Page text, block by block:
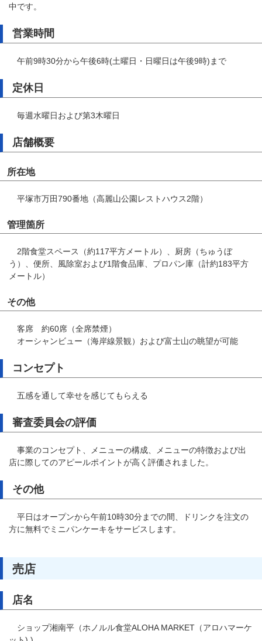
中です。
営業時間
午前9時30分から午後6時(土曜日・日曜日は午後9時)まで
定休日
毎週水曜日および第3木曜日
店舗概要
所在地
平塚市万田790番地（高麗山公園レストハウス2階）
管理箇所
2階食堂スペース（約117平方メートル）、厨房（ちゅうぼ
う）、便所、風除室および1階食品庫、プロパン庫（計約183平方
メートル）
その他
客席 約60席（全席禁煙）
オーシャンビュー（海岸線景観）および富士山の眺望が可能
コンセプト
五感を通して幸せを感じてもらえる
審査委員会の評価
事業のコンセプト、メニューの構成、メニューの特徴および出
店に際してのアピールポイントが高く評価されました。
その他
平日はオープンから午前10時30分までの間、ドリンクを注文の
方に無料でミニパンケーキをサービスします。
売店
店名
ショップ湘南平（ホノルル食堂ALOHA MARKET（アロハマーケ